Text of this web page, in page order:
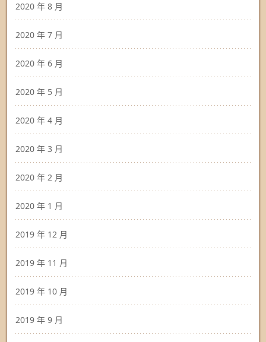
2020 年 8 月
2020 年 7 月
2020 年 6 月
2020 年 5 月
2020 年 4 月
2020 年 3 月
2020 年 2 月
2020 年 1 月
2019 年 12 月
2019 年 11 月
2019 年 10 月
2019 年 9 月